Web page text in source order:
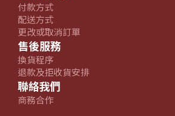
付款方式
配送方式
更改或取消訂單
售後服務
換貨程序
退款及拒收貨安排
聯絡我們
商務合作